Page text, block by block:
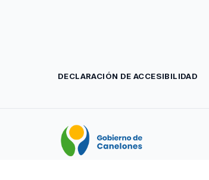
DECLARACIÓN DE ACCESIBILIDAD